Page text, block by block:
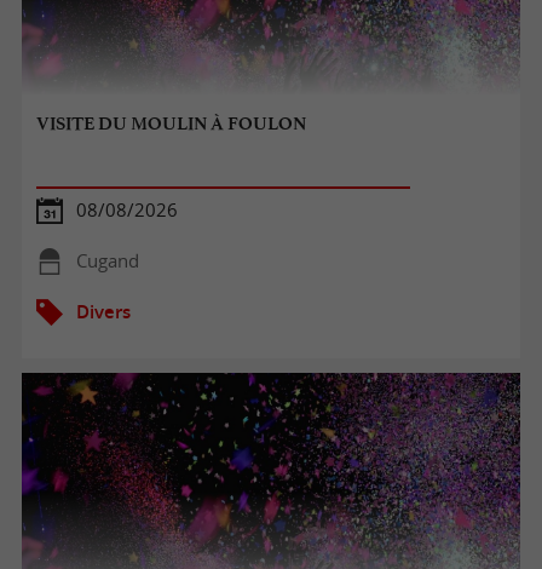
VISITE DU MOULIN À FOULON
08/08/2026
Cugand
Divers